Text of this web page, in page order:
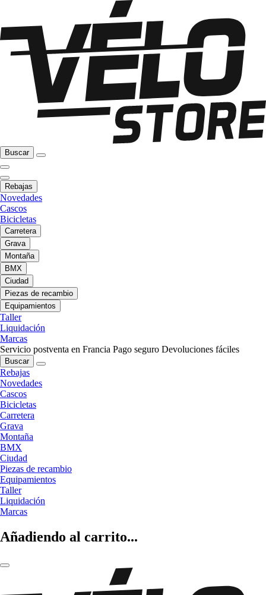
Buscar
Rebajas
Novedades
Cascos
Bicicletas
Carretera
Grava
Montaña
BMX
Ciudad
Piezas de recambio
Equipamientos
Taller
Liquidación
Marcas
Servicio postventa en Francia Pago seguro Devoluciones fáciles
Buscar
Rebajas
Novedades
Cascos
Bicicletas
Carretera
Grava
Montaña
BMX
Ciudad
Piezas de recambio
Equipamientos
Taller
Liquidación
Marcas
Añadiendo al carrito...